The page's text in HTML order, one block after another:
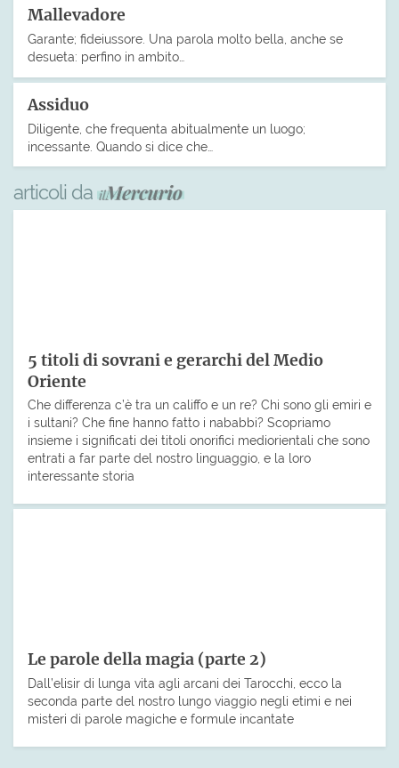
Mallevadore
Garante; fideiussore. Una parola molto bella, anche se
desueta: perfino in ambito…
Assiduo
Diligente, che frequenta abitualmente un luogo;
incessante. Quando si dice che…
articoli da
5 titoli di sovrani e gerarchi del Medio
Oriente
Che differenza c’è tra un califfo e un re? Chi sono gli emiri e
i sultani? Che fine hanno fatto i nababbi? Scopriamo
insieme i significati dei titoli onorifici mediorientali che sono
entrati a far parte del nostro linguaggio, e la loro
interessante storia
Le parole della magia (parte 2)
Dall’elisir di lunga vita agli arcani dei Tarocchi, ecco la
seconda parte del nostro lungo viaggio negli etimi e nei
misteri di parole magiche e formule incantate